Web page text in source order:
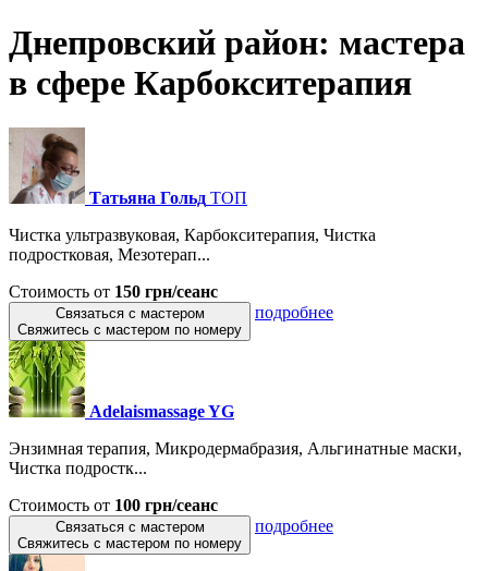
Днепровский район: мастера
в сфере Карбокситерапия
Татьяна Гольд ТОП
Чистка ультразвуковая, Карбокситерапия, Чистка
подростковая, Мезотерап...
Стоимость от 150 грн/сеанс
Связаться с мастером
Свяжитесь с мастером по номеру
подробнее
Adelaismassage YG
Энзимная терапия, Микродермабразия, Альгинатные маски,
Чистка подростк...
Стоимость от 100 грн/сеанс
Связаться с мастером
Свяжитесь с мастером по номеру
подробнее